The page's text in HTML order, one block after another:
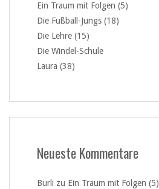
Ein Traum mit Folgen (5)
Die Fußball-Jungs (18)
Die Lehre (15)
Die Windel-Schule
Laura (38)
Neueste Kommentare
Burli zu Ein Traum mit Folgen (5)